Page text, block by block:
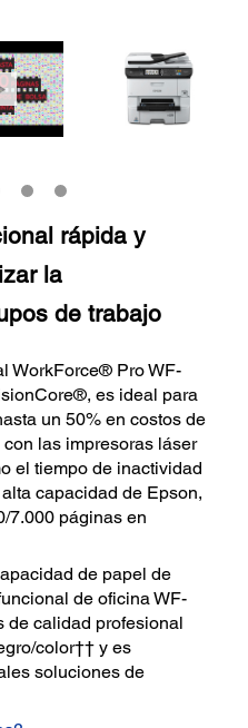
rápida y
la
de trabajo
WorkForce® Pro WF-
es ideal para
un 50% en costos de
las impresoras láser
el tiempo de inactividad
capacidad de Epson,
7.000 páginas en
de papel de
de oficina WF-
de calidad profesional
color†† y es
soluciones de